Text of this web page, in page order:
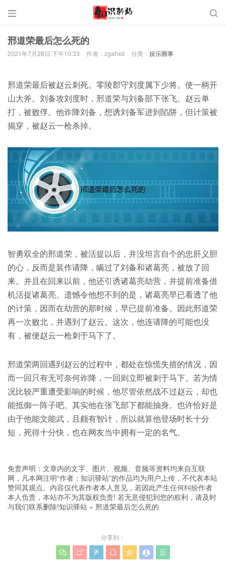
 
邢道荣最后怎么死的
2021年7月28日 下午10:33 作者：zgahxd 分类： 娱乐圈事
邢道荣最后被赵云刺死。零陵郡守刘度属下少将。使一柄开
山大斧。刘备攻刘度时，邢道荣与刘备部下张飞、赵云单
打，被败俘。他诈降刘备，想诱刘备军进到陷阱，但计策被
揭穿，被赵云一枪杀掉。
智勇双全的邢道荣，被活捉以后，并没坦言自个的忠肝义胆
的心，反而是装作请降，瞒过了刘备和诸葛亮，被放了回
来。并且在回来以前，他还引诱诸葛亮劫营，并提前准备借
机活捉诸葛亮。遗憾令他想不到的是，诸葛亮早已看透了他
的计策，因而在劫营的那时候，早已提前准备。因此邢道荣
再一次败北，并遇到了赵云。这次，他连请降的可能也没
有，被便赵云一枪刺于马下了。
邢道荣两回遇到赵云的过程中，都处在惊慌失措的情况，因
而一回只有无可奈何诈降，一回则立即被刺于马下。若为情
况比较严重遭受影响的时候，他尽管依然战不过赵云，却也
能抵御一阵子吧。其实他在张飞部下都能抽身。也许恰好是
由于他能文能武，且颇有智计，所以就算他登场时长十分
短，死得十分快，也在网友当中拥有一定的名气。
免责声明：文章内的文字、图片、视频、音频等资料均来自互联
网，凡本网注明“作者：知识驿站”的作品均为用户上传，不代表本站
赞同其观点。内容仅代表作者本人意见，若因此产生任何纠纷作者
本人负责，本站亦不为其版权负责! 若无意侵犯到您的权利，请及时
与我们联系删除!知识驿站 » 邢道荣最后怎么死的
分享到：
      